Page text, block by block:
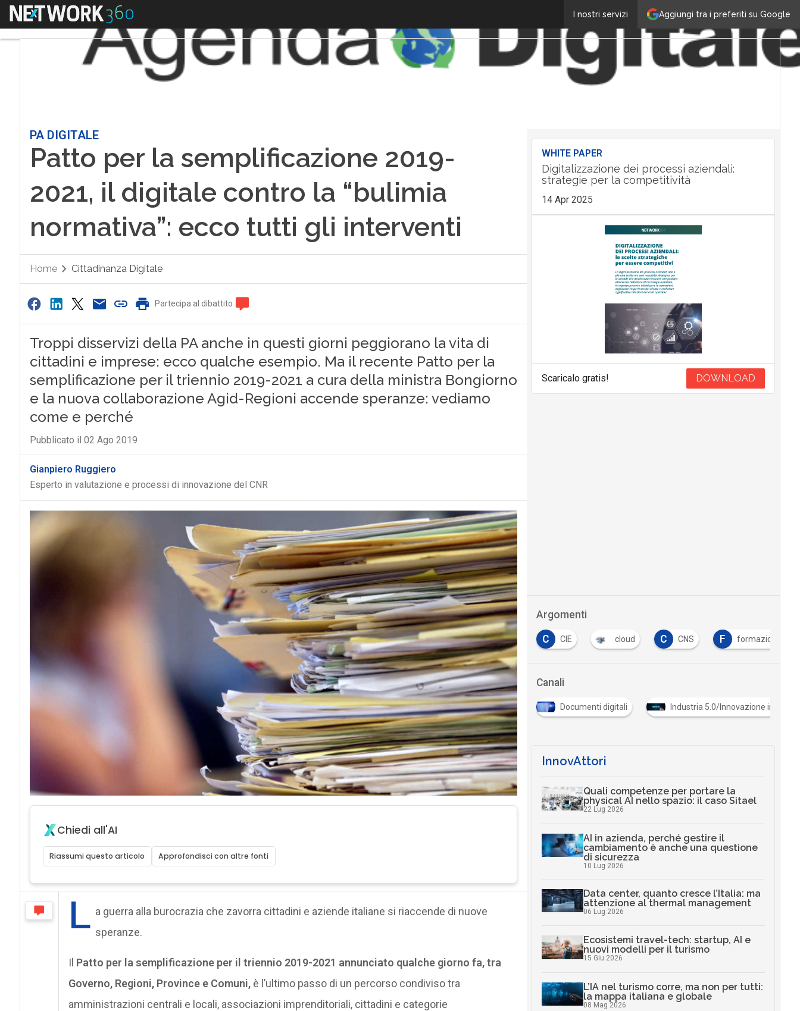
Aggiungi tra i preferiti su Google
I nostri servizi
Menu
PA DIGITALE
Patto per la semplificazione 2019-
2021, il digitale contro la “bulimia
normativa”: ecco tutti gli interventi
Home Cittadinanza Digitale
Partecipa al dibattito
Troppi disservizi della PA anche in questi giorni peggiorano la vita di
cittadini e imprese: ecco qualche esempio. Ma il recente Patto per la
semplificazione per il triennio 2019-2021 a cura della ministra Bongiorno
e la nuova collaborazione Agid-Regioni accende speranze: vediamo
come e perché
Pubblicato il 02 Ago 2019
Gianpiero Ruggiero
Esperto in valutazione e processi di innovazione del CNR
Chiedi all'AI
Riassumi questo articolo Approfondisci con altre fonti
L a guerra alla burocrazia che zavorra cittadini e aziende italiane si riaccende di nuove
speranze.
Il Patto per la semplificazione per il triennio 2019-2021 annunciato qualche giorno fa, tra
Governo, Regioni, Province e Comuni, è l’ultimo passo di un percorso condiviso tra
amministrazioni centrali e locali, associazioni imprenditoriali, cittadini e categorie
WHITE PAPER
Digitalizzazione dei processi aziendali:
strategie per la competitività
14 Apr 2025
Scaricalo gratis! DOWNLOAD
Argomenti
Agid Agenzia per l'Italia Digitale C CIE cloud C CNS F formazione
Canali
Cittadinanza digitale Documenti digitali Industria 5.0/Innovazione in
InnovAttori
Quali competenze per portare la
physical AI nello spazio: il caso Sitael
22 Lug 2026
AI in azienda, perché gestire il
cambiamento è anche una questione
di sicurezza
10 Lug 2026
Data center, quanto cresce l’Italia: ma
attenzione al thermal management
06 Lug 2026
Ecosistemi travel-tech: startup, AI e
nuovi modelli per il turismo
15 Giu 2026
L’IA nel turismo corre, ma non per tutti:
la mappa italiana e globale
08 Mag 2026